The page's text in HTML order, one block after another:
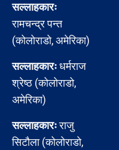
सल्लाहकारः
रामचन्द्र पन्त
(कोलोराडो, अमेरिका)
सल्लाहकारःधर्मराज
श्रेष्ठ (कोलोराडो,
अमेरिका)
सल्लाहकारःराजु
सिटौला (कोलोराडो,